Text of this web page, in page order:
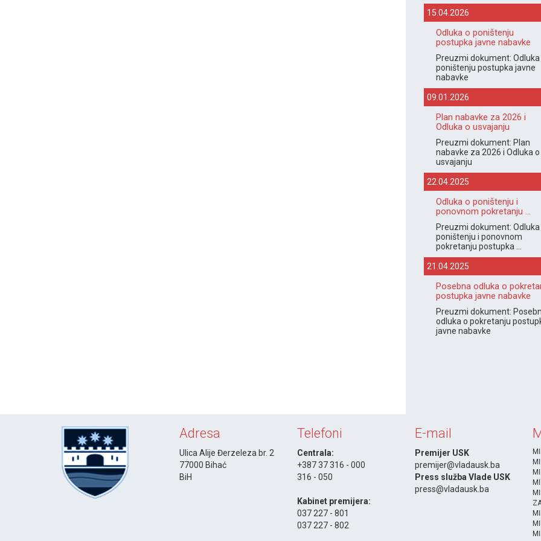
15.04.2026
Odluka o poništenju
postupka javne nabavke
Preuzmi dokument: Odluka
poništenju postupka javne
nabavke
09.01.2026
Plan nabavke za 2026 i
Odluka o usvajanju
Preuzmi dokument: Plan
nabavke za 2026 i Odluka o
usvajanju
22.04.2025
Odluka o poništenju i
ponovnom pokretanju ...
Preuzmi dokument: Odluka
poništenju i ponovnom
pokretanju postupka ...
21.04.2025
Posebna odluka o
postupka javne nabavke
Preuzmi dokument:
odluka o pokretanju
javne nabavke
Adresa
Ulica Alije Đerzeleza br. 2
77000 Bihać
BiH
Telefoni
Centrala:
+387 37 316 - 000
316 - 050
Kabinet premijera:
037 227 - 801
037 227 - 802
E-mail
Premijer USK
premijer@vladausk.ba
Press služba Vlade USK
press@vladausk.ba